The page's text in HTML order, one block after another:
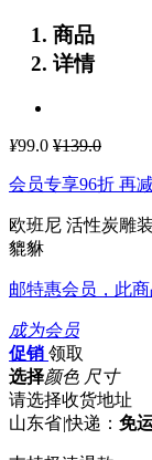
商品
详情
¥99.0 ¥139.0
会员专享96折 再
欧班尼 活性炭雕
貔貅
邮特惠会员，此
成为会员
促销 领取
选择颜色 尺寸
请选择收货地址
山东省|快递： 免